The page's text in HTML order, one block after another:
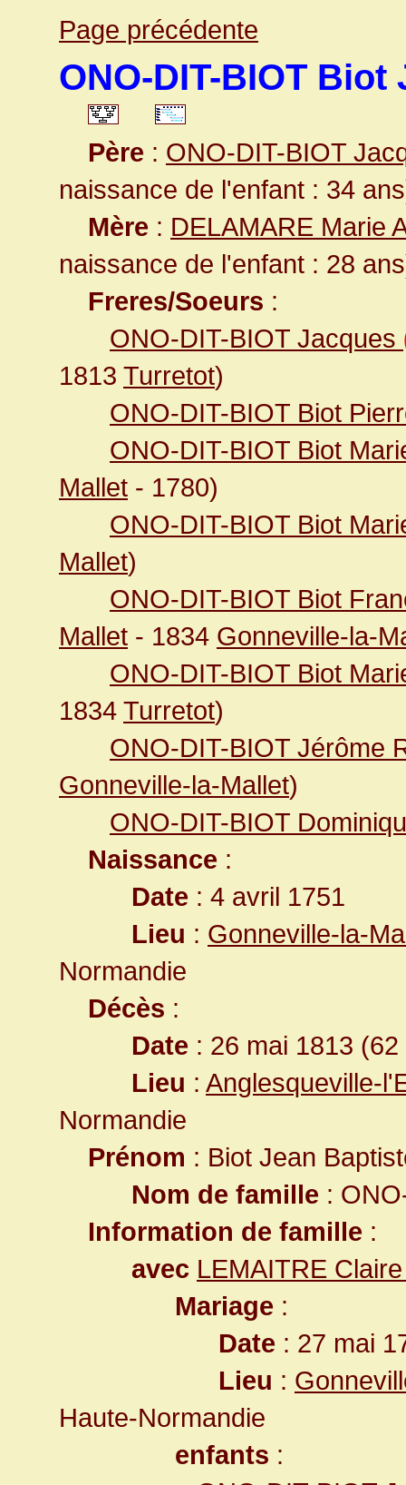
Page précédente
ONO-DIT-BIOT Biot
Père : ONO-DIT-BIOT
naissance de l'enfant : 34
Mère : DELAMARE Marie
naissance de l'enfant : 28
Freres/Soeurs :
ONO-DIT-BIOT Jacques
1813 Turretot)
ONO-DIT-BIOT Biot
ONO-DIT-BIOT Biot
Mallet - 1780)
ONO-DIT-BIOT Biot
Mallet)
ONO-DIT-BIOT Biot
Mallet - 1834 Gonneville-la-
ONO-DIT-BIOT Biot
1834 Turretot)
ONO-DIT-BIOT Jérôme
Gonneville-la-Mallet)
ONO-DIT-BIOT
Naissance :
Date : 4 avril 1751
Lieu : Gonneville-la-
Normandie
Décès :
Date : 26 mai 1813
Lieu : Anglesqueville-
Normandie
Prénom : Biot Jean
Nom de famille :
Information de famille :
avec LEMAITRE
Mariage :
Date : 27 mai
Lieu :
Haute-Normandie
enfants :